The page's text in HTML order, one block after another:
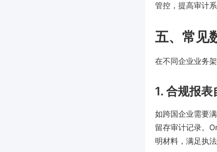
管控，提高审计
五、常见
在不同企业业务
1. 合规报
如跨国企业需要
留存审计记录。
明材料，满足执